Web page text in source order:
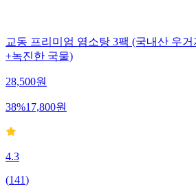
교동 프리미엄 염소탕 3팩 (국내산 우거
+녹진한 국물)
28,500원
38%17,800원
4.3
(141)